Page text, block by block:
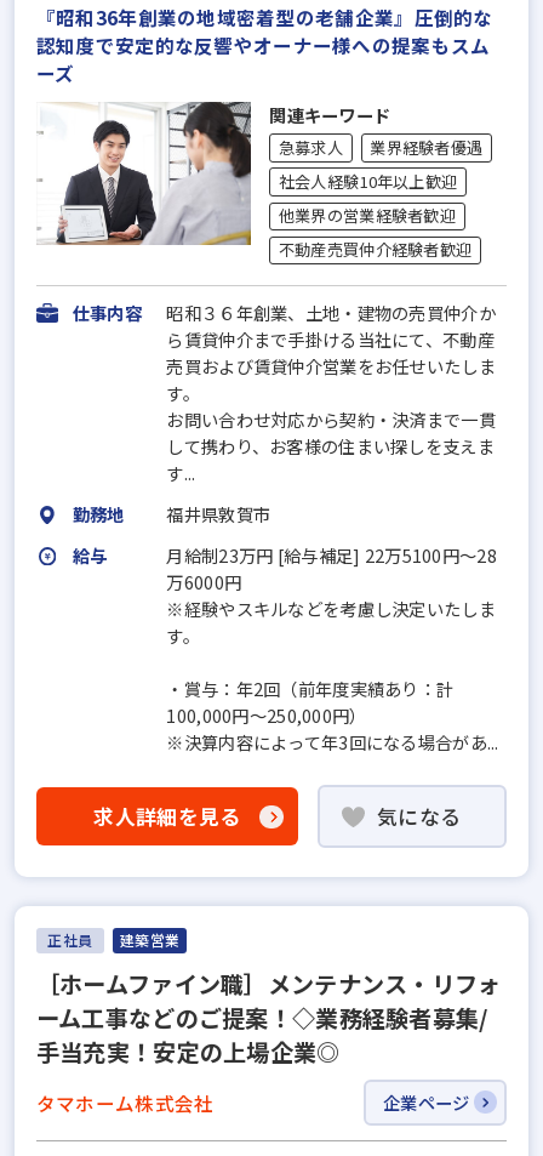
『昭和36年創業の地域密着型の老舗企業』圧倒的な
認知度で安定的な反響やオーナー様への提案もスム
ーズ
関連キーワード
急募求人
業界経験者優遇
社会人経験10年以上歓迎
他業界の営業経験者歓迎
不動産売買仲介経験者歓迎
仕事内容
昭和３６年創業、土地・建物の売買仲介か
ら賃貸仲介まで手掛ける当社にて、不動産
売買および賃貸仲介営業をお任せいたしま
す。
お問い合わせ対応から契約・決済まで一貫
して携わり、お客様の住まい探しを支えま
す...
勤務地
福井県敦賀市
給与
月給制23万円 [給与補足] 22万5100円～28
万6000円
※経験やスキルなどを考慮し決定いたしま
す。
・賞与：年2回（前年度実績あり：計
100,000円～250,000円）
※決算内容によって年3回になる場合があ...
求人詳細を見る 気になる
正社員 建築営業
［ホームファイン職］メンテナンス・リフォ
ーム工事などのご提案！◇業務経験者募集/
手当充実！安定の上場企業◎
タマホーム株式会社 企業ページ